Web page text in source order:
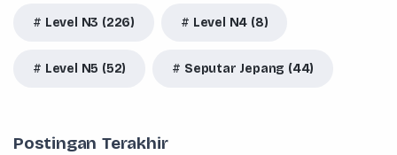
Level N3 (226) Level N4 (8)
Level N5 (52) Seputar Jepang (44)
Postingan Terakhir